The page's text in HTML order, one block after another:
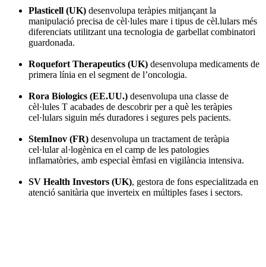
Plasticell (UK) desenvolupa teràpies mitjançant la
manipulació precisa de cèl·lules mare i tipus de cèl.lulars més
diferenciats utilitzant una tecnologia de garbellat combinatori
guardonada.
Roquefort Therapeutics (UK) desenvolupa medicaments de
primera línia en el segment de l’oncologia.
Rora Biologics (EE.UU.) desenvolupa una classe de
cèl·lules T acabades de descobrir per a què les teràpies
cel·lulars siguin més duradores i segures pels pacients.
StemInov (FR) desenvolupa un tractament de teràpia
cel·lular al·logènica en el camp de les patologies
inflamatòries, amb especial èmfasi en vigilància intensiva.
SV Health Investors (UK), gestora de fons especialitzada en
atenció sanitària que inverteix en múltiples fases i sectors.